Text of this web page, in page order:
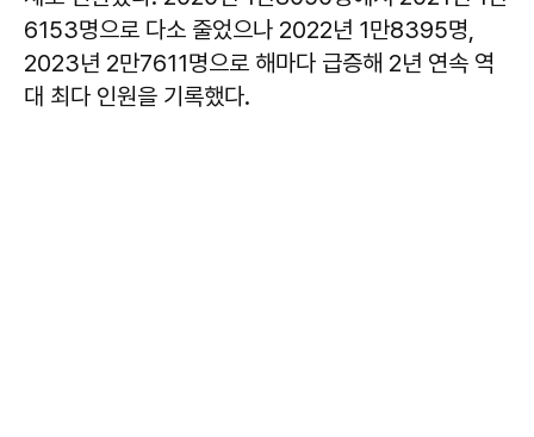
6153명으로 다소 줄었으나 2022년 1만8395명,
2023년 2만7611명으로 해마다 급증해 2년 연속 역
대 최다 인원을 기록했다.